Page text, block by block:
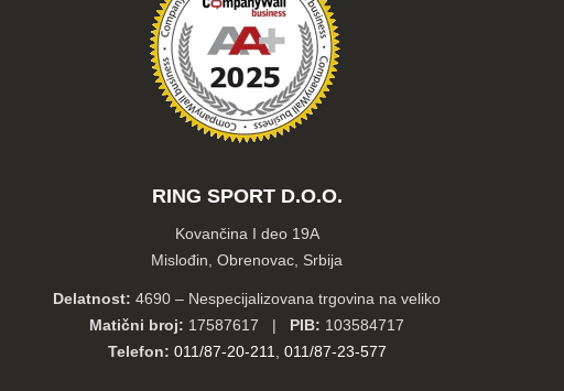
RING SPORT D.O.O.
Kovančina I deo 19A
Mislođin, Obrenovac, Srbija
Delatnost: 4690 – Nespecijalizovana trgovina na veliko
Matični broj: 17587617 | PIB: 103584717
Telefon: 011/87-20-211 011/87-23-577